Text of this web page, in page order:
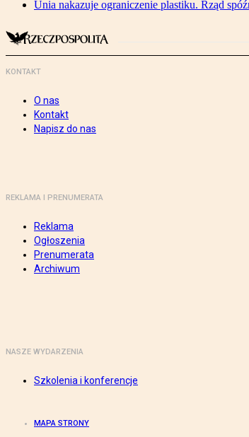
Unia nakazuje ograniczenie plastiku. Rząd
KONTAKT
O nas
Kontakt
Napisz do nas
REKLAMA I PRENUMERATA
Reklama
Ogłoszenia
Prenumerata
Archiwum
NASZE WYDARZENIA
Szkolenia i konferencje
MAPA STRONY